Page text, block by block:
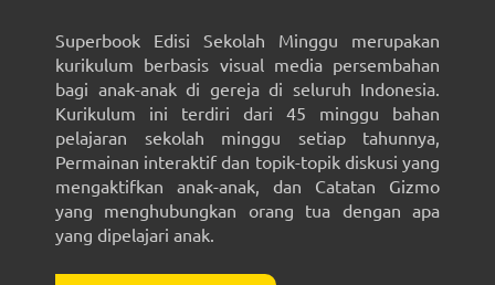
Superbook Edisi Sekolah Minggu merupakan
kurikulum berbasis visual media persembahan
bagi anak-anak di gereja di seluruh Indonesia.
Kurikulum ini terdiri dari 45 minggu bahan
pelajaran sekolah minggu setiap tahunnya,
Permainan interaktif dan topik-topik diskusi yang
mengaktifkan anak-anak, dan Catatan Gizmo
yang menghubungkan orang tua dengan apa
yang dipelajari anak.